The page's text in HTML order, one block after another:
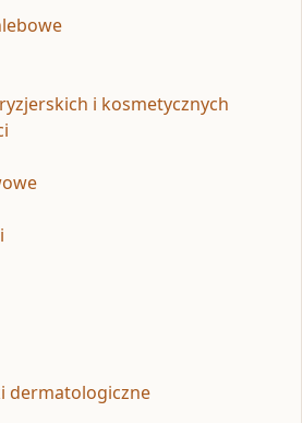
i kosmetycznych
dermatologiczne